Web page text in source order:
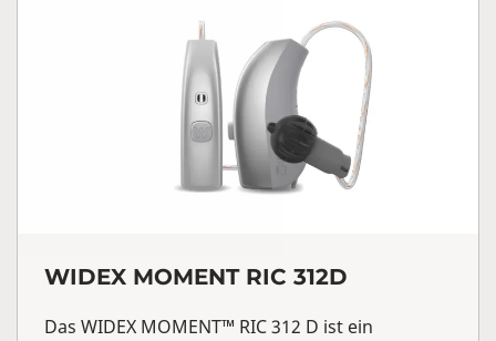
WIDEX MOMENT RIC 312D
Das WIDEX MOMENT™ RIC 312 D ist ein